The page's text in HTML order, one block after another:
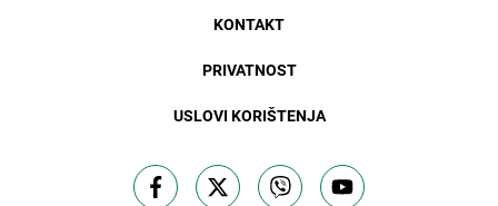
KONTAKT
PRIVATNOST
USLOVI KORIŠTENJA